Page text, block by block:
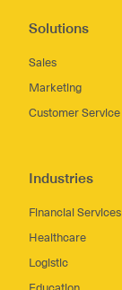
Solutions
Sales
Marketing
Customer Service
Industries
Financial Services
Healthcare
Logistic